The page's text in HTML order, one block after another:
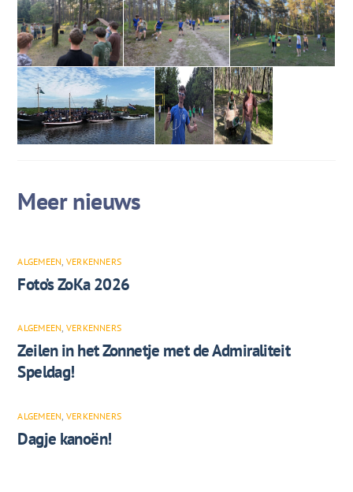
ALGEMEEN VERKENNERS
Foto’s ZoKa 2026
ALGEMEEN, VERKENNERS
Zeilen in het Zonnetje met de Admiraliteit
Speldag!
ALGEMEEN, VERKENNERS
Dagje kanoën!